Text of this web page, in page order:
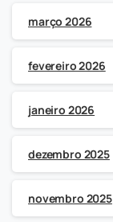
março 2026
fevereiro 2026
janeiro 2026
dezembro 2025
novembro 2025